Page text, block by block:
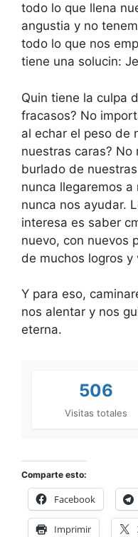
todo lo que llena
angustia y no
todo lo que nos
tiene una solucin:
Quin tiene la culpa
fracasos? No
al echar el peso de
nuestras caras? No
burlado de
nunca llegaremos
nunca nos ayudar.
interesa es saber
nuevo, con nuevos
de muchos logros y
Y para eso,
nos alentar y nos
eterna.
506
Visitas totales
Comparte esto:
Facebook
Imprimir